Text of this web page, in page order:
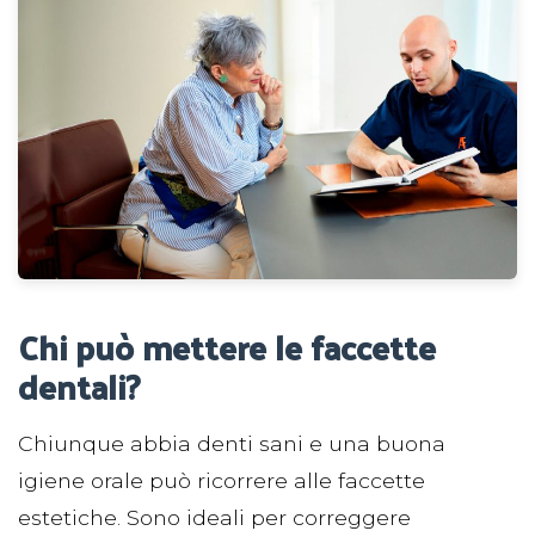
Chi può mettere le faccette
dentali?
Chiunque abbia denti sani e una buona
igiene orale può ricorrere alle faccette
estetiche. Sono ideali per correggere